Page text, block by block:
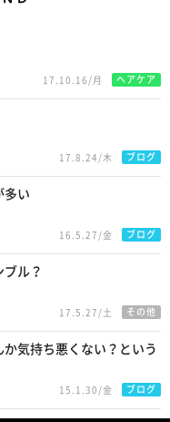
17.10.16/月 ヘアケア
17.8.24/木 ブログ
多い
16.5.27/金 ブログ
ブル？
17.5.27/土 その他
か気持ち悪くない？という
15.1.30/金 ブログ